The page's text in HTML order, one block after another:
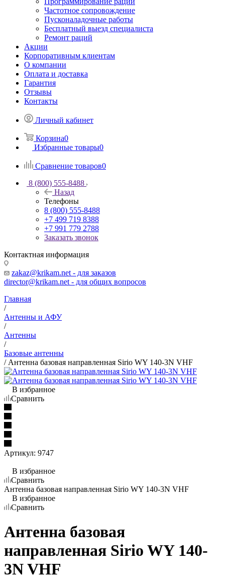
Частотное сопровождение
Пусконаладочные работы
Бесплатный выезд специалиста
Ремонт раций
Акции
Корпоративным клиентам
О компании
Оплата и доставка
Гарантия
Отзывы
Контакты
Личный кабинет
Корзина0
Избранные товары0
Сравнение товаров0
8 (800) 555-8488
Назад
Телефоны
8 (800) 555-8488
+7 499 719 8388
+7 991 779 2788
Заказать звонок
Контактная информация
zakaz@krikam.net - для заказов
director@krikam.net - для общих вопросов
Главная
/
Антенны и АФУ
/
Антенны
/
Базовые антенны
/ Антенна базовая направленная Sirio WY 140-3N VHF
В избранное
Сравнить
Артикул: 9747
В избранное
Сравнить
Антенна базовая направленная Sirio WY 140-3N VHF
В избранное
Сравнить
Антенна базовая
направленная Sirio WY 140-
3N VHF